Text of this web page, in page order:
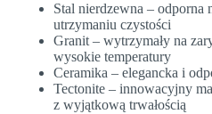
Stal nierdzewna – odporna
utrzymaniu czystości
Granit – wytrzymały na
wysokie temperatury
Ceramika – elegancka i
Tectonite – innowacyjny
z wyjątkową trwałością